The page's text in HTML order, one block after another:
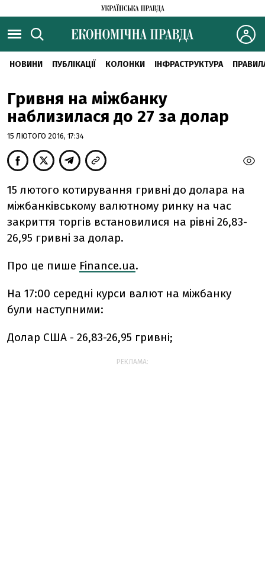
НОВИНИ ПУБЛІКАЦІЇ КОЛОНКИ ІНФРАСТРУКТУРА
Гривня на міжбанку
наблизилася до 27 за долар
15 ЛЮТОГО 2016, 17:34
15 лютого котирування гривні до долара на
міжбанківському валютному ринку на час
закриття торгів встановилися на рівні 26,83-
26,95 гривні за долар.
Про це пише Finanсe.ua.
На 17:00 середні курси валют на міжбанку
були наступними:
Долар США - 26,83-26,95 гривні;
РЕКЛАМА: